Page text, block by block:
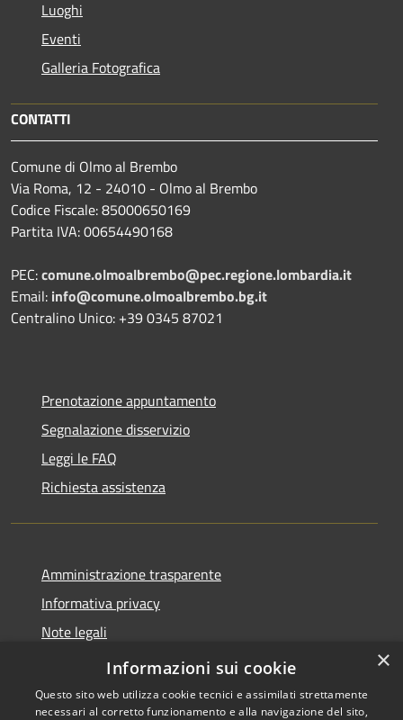
Luoghi
Eventi
Galleria Fotografica
CONTATTI
Comune di Olmo al Brembo
Via Roma, 12 - 24010 - Olmo al Brembo
Codice Fiscale: 85000650169
Partita IVA: 00654490168
PEC:comune.olmoalbrembo@pec.regione.lombardia.it
Email: info@comune.olmoalbrembo.bg.it
Centralino Unico: +39 0345 87021
Prenotazione appuntamento
Segnalazione disservizio
Leggi le FAQ
Richiesta assistenza
Amministrazione trasparente
Informativa privacy
Note legali
Dichiarazione di accessibilità
×
Informazioni sui cookie
Questo sito web utilizza cookie tecnici e assimilati strettamente
necessari al corretto funzionamento e alla navigazione del sito,